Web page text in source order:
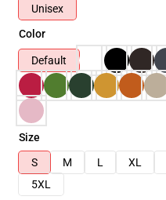
Unisex
Color
Default
Size
S
M L XL
5XL